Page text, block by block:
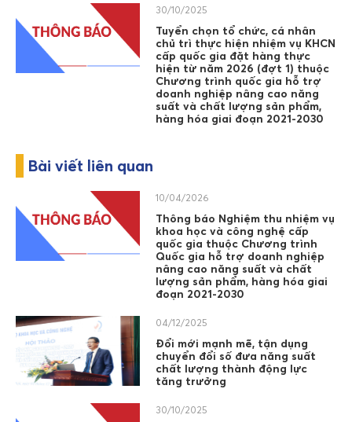
30/10/2025
Tuyển chọn tổ chức, cá nhân
chủ trì thực hiện nhiệm vụ KHCN
cấp quốc gia đặt hàng thực
hiện từ năm 2026 (đợt 1) thuộc
Chương trình quốc gia hỗ trợ
doanh nghiệp nâng cao năng
suất và chất lượng sản phẩm,
hàng hóa giai đoạn 2021-2030
Bài viết liên quan
10/04/2026
Thông báo Nghiệm thu nhiệm vụ
khoa học và công nghệ cấp
quốc gia thuộc Chương trình
Quốc gia hỗ trợ doanh nghiệp
nâng cao năng suất và chất
lượng sản phẩm, hàng hóa giai
đoạn 2021-2030
04/12/2025
Đổi mới mạnh mẽ, tận dụng
chuyển đổi số đưa năng suất
chất lượng thành động lực
tăng trưởng
30/10/2025